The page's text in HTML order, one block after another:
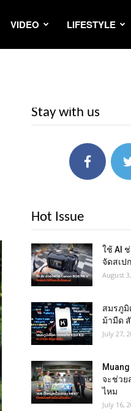
VIDEO LIFESTYLE
Stay with us
Hot Issue
ใช้ AI
จัดสเป
August
สมรภูมิ
ม้ามืด
July 27,
จะช่วย
ไหม
July 16,